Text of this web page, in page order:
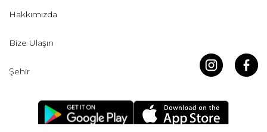
Hakkımızda
Bize Ulaşın
Şehir